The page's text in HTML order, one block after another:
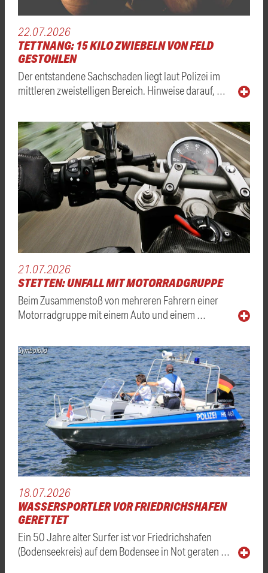
22.07.2026
TETTNANG: 15 KILO ZWIEBELN VON FELD
GESTOHLEN
Der entstandene Sachschaden liegt laut Polizei im
mittleren zweistelligen Bereich. Hinweise darauf, …
21.07.2026
STETTEN: UNFALL MIT MOTORRADGRUPPE
Beim Zusammenstoß von mehreren Fahrern einer
Motorradgruppe mit einem Auto und einem …
Symbolbild
18.07.2026
WASSERSPORTLER VOR FRIEDRICHSHAFEN
GERETTET
Ein 50 Jahre alter Surfer ist vor Friedrichshafen
(Bodenseekreis) auf dem Bodensee in Not geraten …